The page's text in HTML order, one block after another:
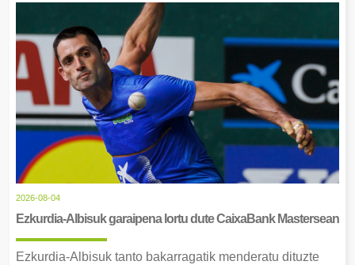
2026-08-04
Ezkurdia-Albisuk garaipena lortu dute CaixaBank Mastersean
Ezkurdia-Albisuk tanto bakarragatik menderatu dituzte